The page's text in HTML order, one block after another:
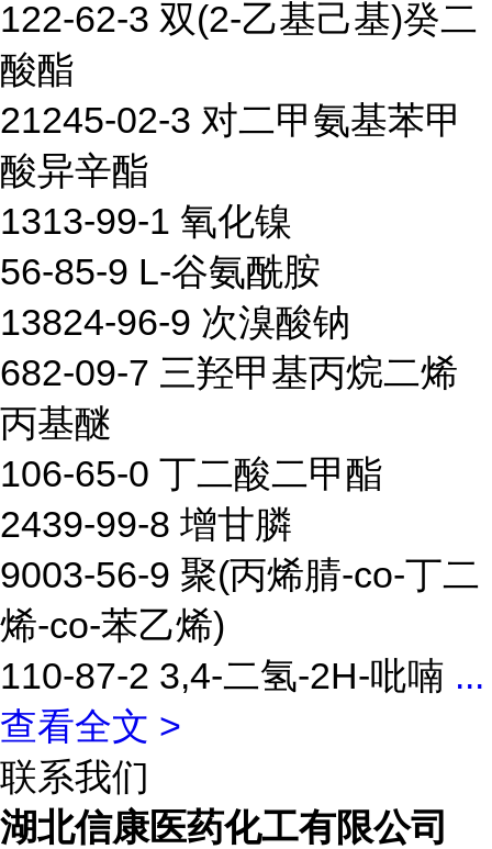
122-62-3 双(2-乙基己基)癸二
酸酯
21245-02-3 对二甲氨基苯甲
酸异辛酯
1313-99-1 氧化镍
56-85-9 L-谷氨酰胺
13824-96-9 次溴酸钠
682-09-7 三羟甲基丙烷二烯
丙基醚
106-65-0 丁二酸二甲酯
2439-99-8 增甘膦
9003-56-9 聚(丙烯腈-co-丁二
烯-co-苯乙烯)
110-87-2 3,4-二氢-2H-吡喃 ...
查看全文 >
联系我们
湖北信康医药化工有限公司